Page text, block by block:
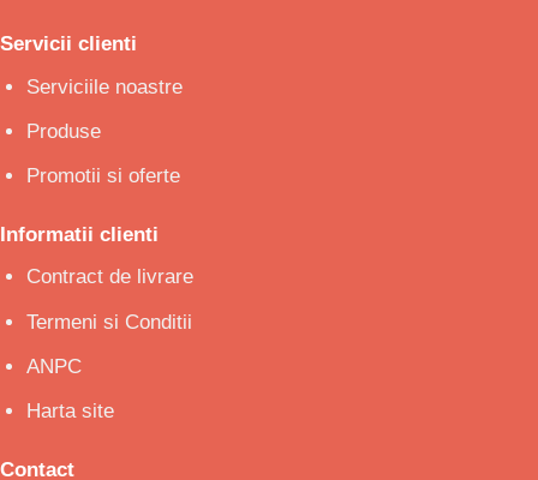
Servicii clienti
Serviciile noastre
Produse
Promotii si oferte
Informatii clienti
Contract de livrare
Termeni si Conditii
ANPC
Harta site
Contact